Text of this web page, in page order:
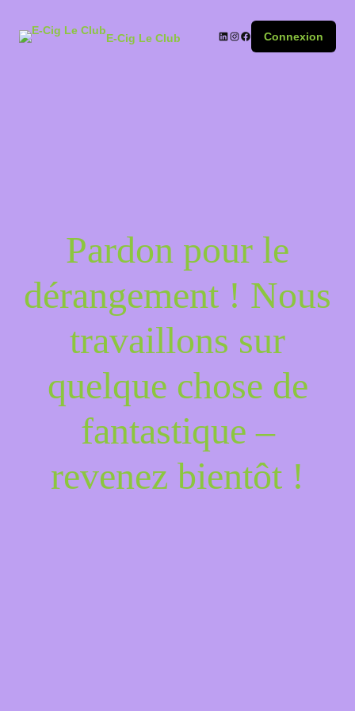
E-Cig Le Club Connexion
Pardon pour le
dérangement ! Nous
travaillons sur
quelque chose de
fantastique –
revenez bientôt !